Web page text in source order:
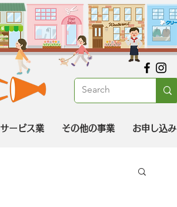
サービス業 その他の事業 お申し込み